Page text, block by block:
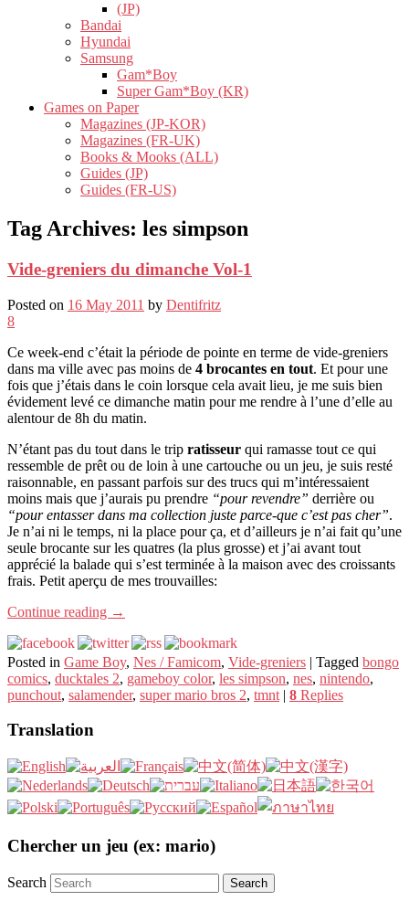
(JP)
Bandai
Hyundai
Samsung
Gam*Boy
Super Gam*Boy (KR)
Games on Paper
Magazines (JP-KOR)
Magazines (FR-UK)
Books & Mooks (ALL)
Guides (JP)
Guides (FR-US)
Tag Archives: les simpson
Vide-greniers du dimanche Vol-1
Posted on 16 May 2011 by Dentifritz
8
Ce week-end c’était la période de pointe en terme de vide-greniers
dans ma ville avec pas moins de 4 brocantes en tout. Et pour une
fois que j’étais dans le coin lorsque cela avait lieu, je me suis bien
évidement levé ce dimanche matin pour me rendre à l’une d’elle au
alentour de 8h du matin.
N’étant pas du tout dans le trip ratisseur qui ramasse tout ce qui
ressemble de prêt ou de loin à une cartouche ou un jeu, je suis resté
raisonnable, en passant parfois sur des trucs qui m’intéressaient
moins mais que j’aurais pu prendre “pour revendre” derrière ou
“pour entasser dans ma collection juste parce-que c’est pas cher”.
Je n’ai ni le temps, ni la place pour ça, et d’ailleurs je n’ai fait qu’une
seule brocante sur les quatres (la plus grosse) et j’ai avant tout
apprécié la balade qui s’est terminée à la maison avec des croissants
frais. Petit aperçu de mes trouvailles:
Continue reading →
Posted in Game Boy, Nes / Famicom, Vide-greniers | Tagged bongo
comics, ducktales 2, gameboy color, les simpson, nes, nintendo,
punchout, salamender, super mario bros 2, tmnt | 8 Replies
Translation
Chercher un jeu (ex: mario)
Search